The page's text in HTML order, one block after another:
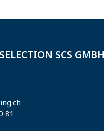
SCS GMBH
81